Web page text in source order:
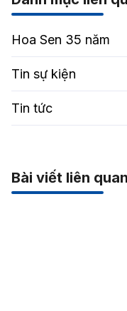
Hoa Sen 35 năm
Tin sự kiện
Tin tức
Bài viết liên quan